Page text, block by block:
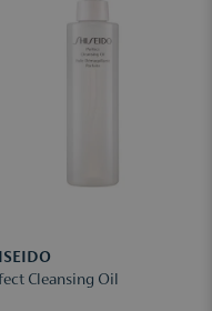
Cleansing Oil